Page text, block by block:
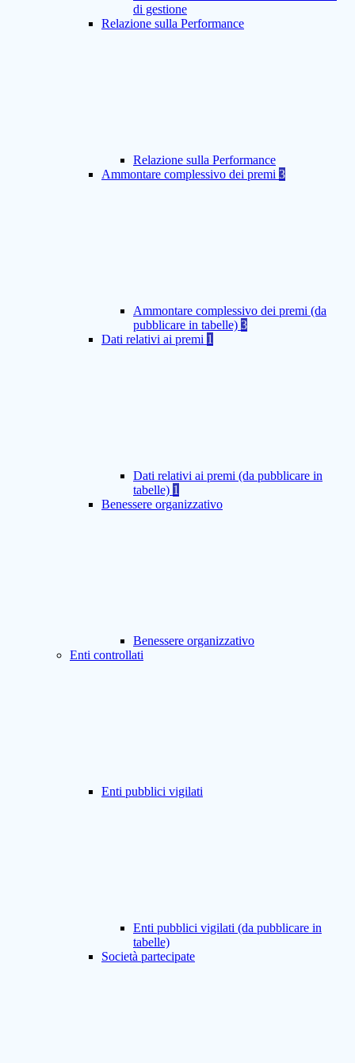
di gestione
Relazione sulla Performance
Relazione sulla Performance
Ammontare complessivo dei premi 3
Ammontare complessivo dei premi (da
pubblicare in tabelle) 3
Dati relativi ai premi 1
Dati relativi ai premi (da pubblicare in
tabelle) 1
Benessere organizzativo
Benessere organizzativo
Enti controllati
Enti pubblici vigilati
Enti pubblici vigilati (da pubblicare in
tabelle)
Società partecipate